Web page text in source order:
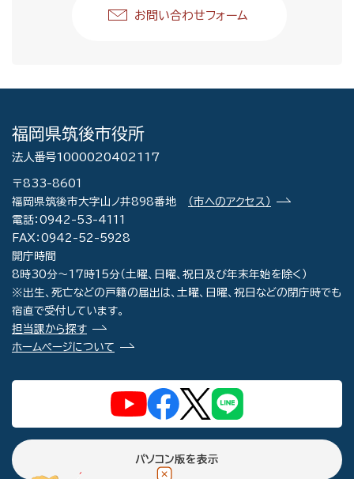
お問い合わせフォーム
福岡県筑後市役所
法人番号1000020402117
〒833-8601
福岡県筑後市大字山ノ井898番地
（市へのアクセス）
電話：0942-53-4111
FAX：0942-52-5928
開庁時間
8時30分～17時15分（土曜、日曜、祝日及び年末年始を除く）
※出生、死亡などの戸籍の届出は、土曜、日曜、祝日などの閉庁時でも
宿直で受付しています。
担当課から探す
ホームページについて
パソコン版を表示